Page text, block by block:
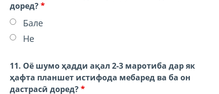
доред?*
Бале
Не
11. Оё шумо ҳадди ақал 2-3 маротиба дар як
ҳафта планшет истифода мебаред ва ба он
дастрасӣ доред?*